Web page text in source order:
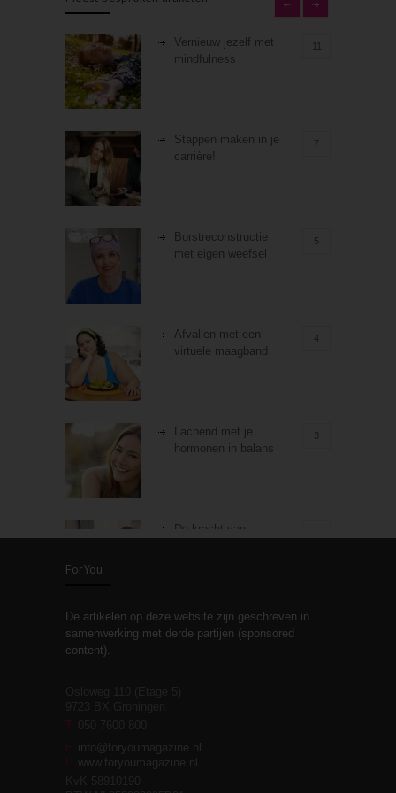
Vernieuw jezelf met
mindfulness
Stappen maken in je
carrière!
7
Borstreconstructie
met eigen weefsel
5
Afvallen met een
virtuele maagband
4
Lachend met je
hormonen in balans
3
De kracht van
Stiefouderschap en
relaties
moeite!
ForYou
De artikelen op deze website zijn geschreven in
samenwerking met derde partijen (sponsored
content).
T
E info@foryoumagazine.nl
www.foryoumagazine.nl